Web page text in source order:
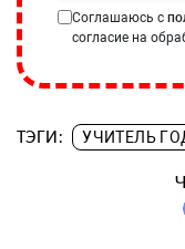
Соглашаюсь с
согласие на
ТЭГИ: УЧИТЕЛЬ